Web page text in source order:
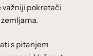
važniji pokretači
s pitanjem